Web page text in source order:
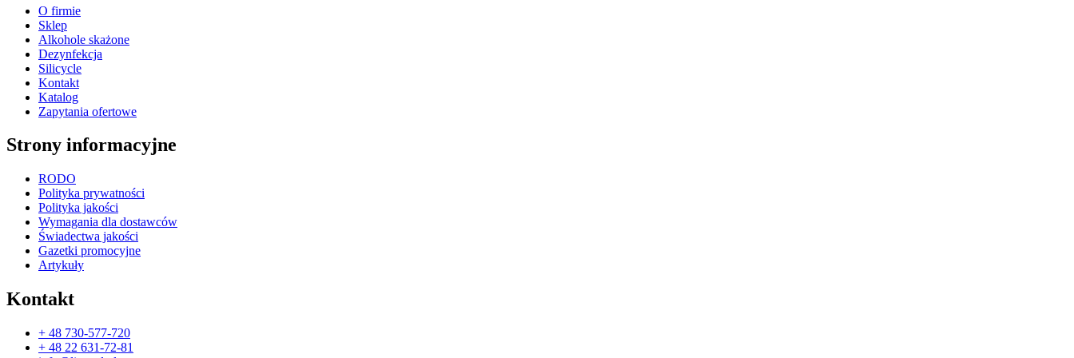
O firmie
Sklep
Alkohole skażone
Dezynfekcja
Silicycle
Kontakt
Katalog
Zapytania ofertowe
Strony informacyjne
RODO
Polityka prywatności
Polityka jakości
Wymagania dla dostawców
Świadectwa jakości
Gazetki promocyjne
Artykuły
Kontakt
+ 48 730-577-720
+ 48 22 631-72-81